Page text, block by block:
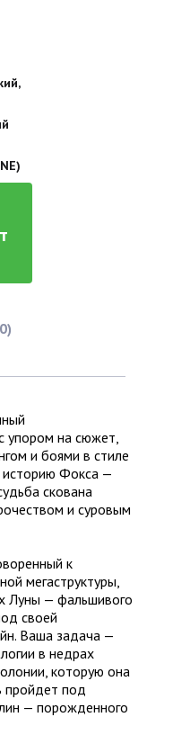
упором на сюжет,
и боями в стиле
историю Фокса —
скована
и суровым
к
мегаструктуры,
Луны — фальшивого
своей
Ваша задача —
в недрах
которую она
пройдет под
— порожденного